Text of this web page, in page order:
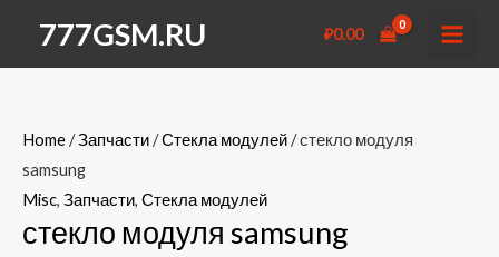
содержимому
777GSM.RU ₽0.00
Home/Запчасти/Стекла модулей/ стекло модуля
samsung
Misc, Запчасти, Стекла модулей
стекло модуля samsung